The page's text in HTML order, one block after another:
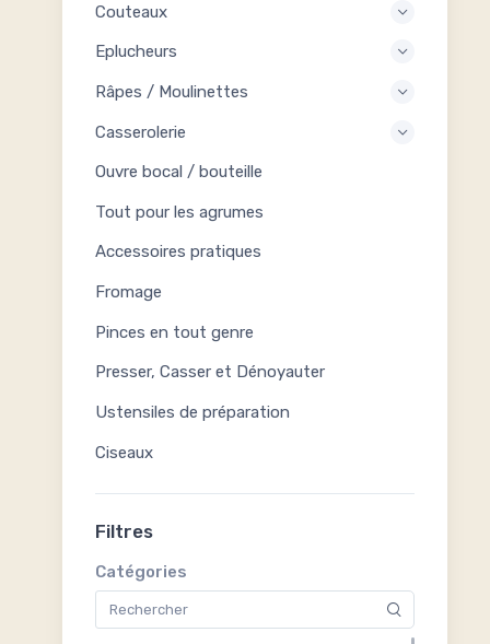
Couteaux
Eplucheurs
Râpes / Moulinettes
Casserolerie
Ouvre bocal / bouteille
Tout pour les agrumes
Accessoires pratiques
Fromage
Pinces en tout genre
Presser, Casser et Dénoyauter
Ustensiles de préparation
Ciseaux
Filtres
Catégories